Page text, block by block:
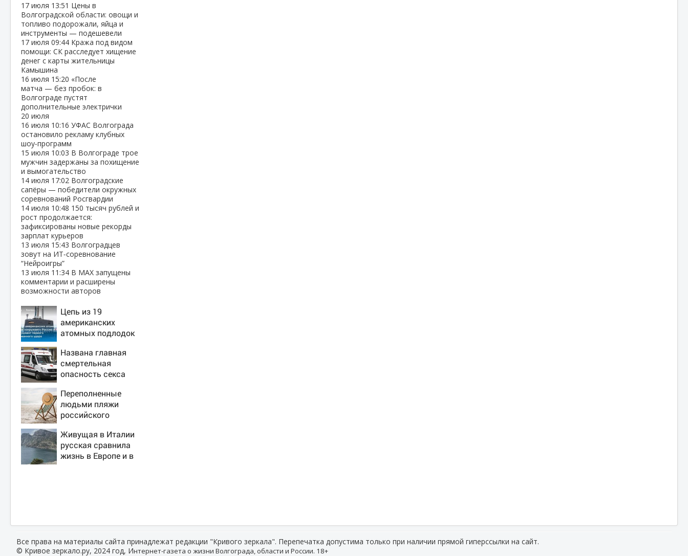
17 июля 13:51 Цены в
Волгоградской области: овощи и
топливо подорожали, яйца и
инструменты — подешевели
17 июля 09:44 Кража под видом
помощи: СК расследует хищение
денег с карты жительницы
Камышина
16 июля 15:20 «После
матча — без пробок: в
Волгограде пустят
дополнительные электрички
20 июля
16 июля 10:16 УФАС Волгограда
остановило рекламу клубных
шоу‑программ
15 июля 10:03 В Волгограде трое
мужчин задержаны за похищение
и вымогательство
14 июля 17:02 Волгоградские
сапёры — победители окружных
соревнований Росгвардии
14 июля 10:48 150 тысяч рублей и
рост продолжается:
зафиксированы новые рекорды
зарплат курьеров
13 июля 15:43 Волгоградцев
зовут на ИТ‑соревнование
“Нейроигры”
13 июля 11:34 В МАХ запущены
комментарии и расширены
возможности авторов
Цепь из 19
американских
атомных подлодок
и Китай: это
инструмент первого
массированного
Названа главная
смертельная
опасность секса
Переполненные
людьми пляжи
российского
сняли на видео
Живущая в Италии
русская сравнила
жизнь в Европе и в
Все права на материалы сайта принадлежат редакции "Кривого зеркала". Перепечатка допустима только при наличии прямой гиперссылки на сайт.
© Кривое зеркало.ру, 2024 год, Интернет-газета о жизни Волгограда, области и России. 18+